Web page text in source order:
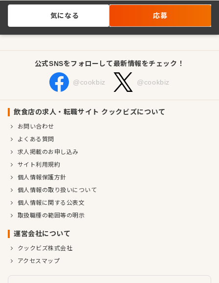
気になる 応募
公式SNSをフォローして最新情報をチェック！
@cookbiz @cookbiz
飲食店の求人・転職サイト クックビズについて
お問い合わせ
よくある質問
求人掲載のお申し込み
サイト利用規約
個人情報保護方針
個人情報の取り扱いについて
個人情報に関する公表文
取扱職種の範囲等の明示
運営会社について
クックビズ株式会社
アクセスマップ